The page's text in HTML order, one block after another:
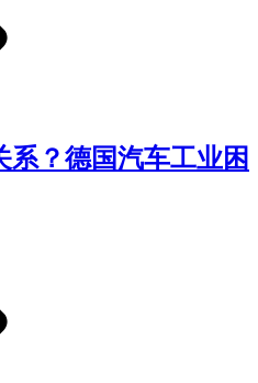
系？德国汽车工业困